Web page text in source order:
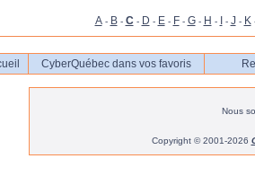
A- B- C - D - E - F- G- H - - J - K
CyberQuébec dans vos favoris
Nous
Copyright © 2001-2026